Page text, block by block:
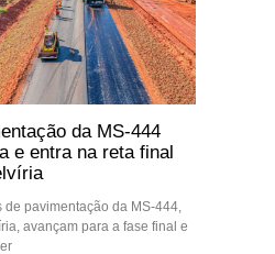
da MS-444
e entra na reta final
de pavimentação da MS-444,
avançam para a fase final e